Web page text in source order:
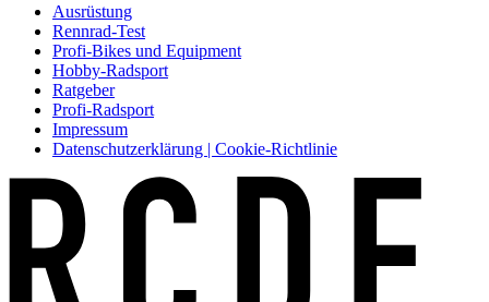
Ausrüstung
Rennrad-Test
Profi-Bikes und Equipment
Hobby-Radsport
Ratgeber
Profi-Radsport
Impressum
Datenschutzerklärung | Cookie-Richtlinie